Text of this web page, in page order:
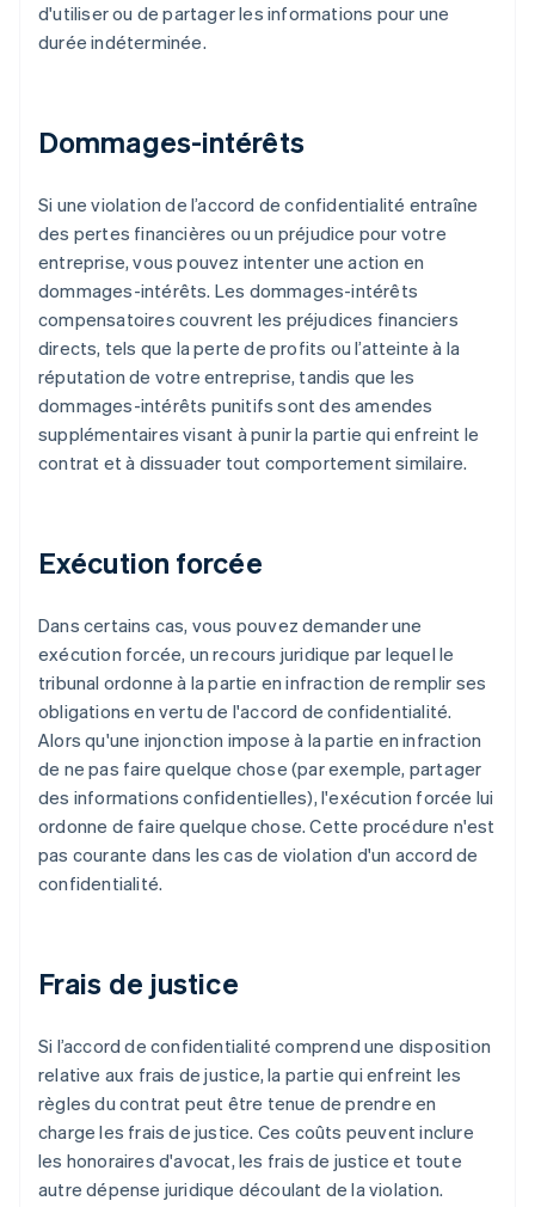
d'utiliser ou de partager les informations pour une
durée indéterminée.
Dommages-intérêts
Si une violation de l’accord de confidentialité entraîne
des pertes financières ou un préjudice pour votre
entreprise, vous pouvez intenter une action en
dommages-intérêts. Les dommages-intérêts
compensatoires couvrent les préjudices financiers
directs, tels que la perte de profits ou l’atteinte à la
réputation de votre entreprise, tandis que les
dommages-intérêts punitifs sont des amendes
supplémentaires visant à punir la partie qui enfreint le
contrat et à dissuader tout comportement similaire.
Exécution forcée
Dans certains cas, vous pouvez demander une
exécution forcée, un recours juridique par lequel le
tribunal ordonne à la partie en infraction de remplir ses
obligations en vertu de l'accord de confidentialité.
Alors qu'une injonction impose à la partie en infraction
de ne pas faire quelque chose (par exemple, partager
des informations confidentielles), l'exécution forcée lui
ordonne de faire quelque chose. Cette procédure n'est
pas courante dans les cas de violation d'un accord de
confidentialité.
Frais de justice
Si l’accord de confidentialité comprend une disposition
relative aux frais de justice, la partie qui enfreint les
règles du contrat peut être tenue de prendre en
charge les frais de justice. Ces coûts peuvent inclure
les honoraires d'avocat, les frais de justice et toute
autre dépense juridique découlant de la violation.